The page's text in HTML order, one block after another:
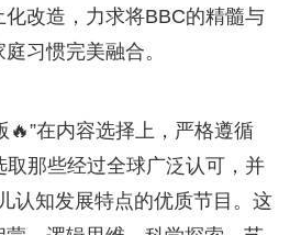
改造，力求将BBC的精髓与
习惯完美融合。
🔥”在内容选择上，严格遵循
取那些经过全球广泛认可，并
认知发展特点的优质节目。这